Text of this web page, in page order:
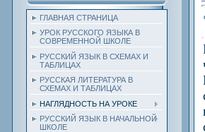
ГЛАВНАЯ СТРАНИЦА
УРОК РУССКОГО ЯЗЫКА В
СОВРЕМЕННОЙ ШКОЛЕ
РУССКИЙ ЯЗЫК В СХЕМАХ И
ТАБЛИЦАХ
РУССКАЯ ЛИТЕРАТУРА В
СХЕМАХ И ТАБЛИЦАХ
НАГЛЯДНОСТЬ НА УРОКЕ
РУССКИЙ ЯЗЫК В НАЧАЛЬНОЙ
ШКОЛЕ